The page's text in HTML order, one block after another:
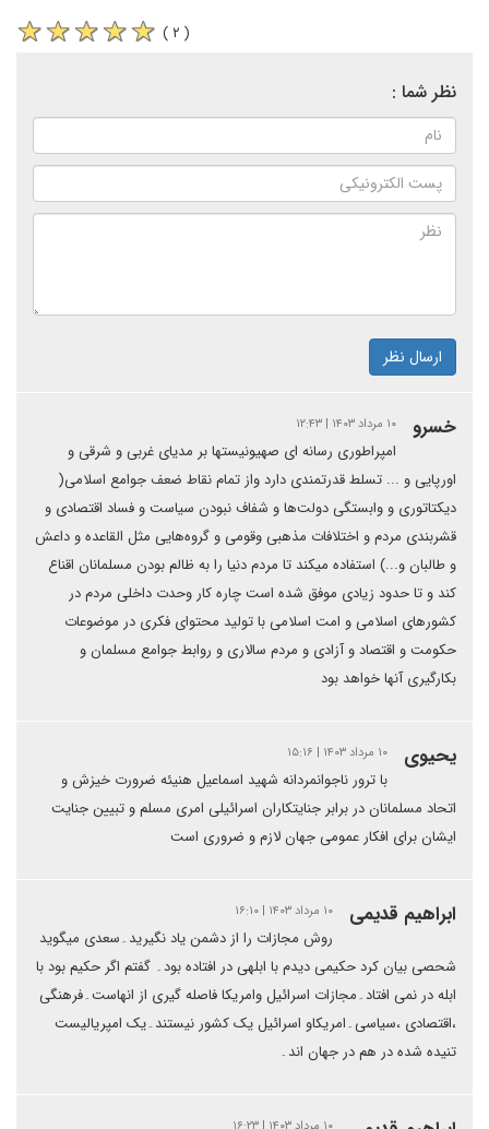
( ۲ )
نظر شما :
ارسال نظر
خسرو ۱۰ مرداد ۱۴۰۳ | ۱۲:۴۳
امپراطوری رسانه ای صهیونیستها بر مدیای غربی و شرقی و
اورپایی و ... تسلط قدرتمندی دارد واز تمام نقاط ضعف جوامع اسلامی(
دیکتاتوری و وابستگی دولت‌ها و شفاف نبودن سیاست و فساد اقتصادی و
قشربندی مردم و اختلافات مذهبی وقومی و گروه‌هایی مثل القاعده و داعش
و طالبان و...) استفاده میکند تا مردم دنیا را به ظالم بودن مسلمانان اقناع
کند و تا حدود زیادی موفق شده است چاره کار وحدت داخلی مردم در
کشورهای اسلامی و امت اسلامی با تولید محتوای فکری در موضوعات
حکومت و اقتصاد و آزادی و مردم سالاری و روابط جوامع مسلمان و
بکارگیری آنها خواهد بود
یحیوی ۱۰ مرداد ۱۴۰۳ | ۱۵:۱۶
با ترور ناجوانمردانه شهید اسماعیل هنیئه ضرورت خیزش و
اتحاد مسلمانان در برابر جنایتکاران اسرائیلی امری مسلم و تبیین جنایت
ایشان برای افکار عمومی جهان لازم و ضروری است
ابراهیم قدیمی ۱۰ مرداد ۱۴۰۳ | ۱۶:۱۰
روش مجازات را از دشمن یاد نگیرید۔سعدی میگوید
شحصی بیان کرد حکیمی دیدم با ابلهی در افتاده بود۔ گفتم اگر حکیم بود با
ابله در نمی افتاد۔مجازات اسرائیل وامریکا فاصله گیری از انهاست۔فرهنگی
،اقتصادی ،سیاسی۔امریکاو اسرائیل یک کشور نیستند۔یک امپریالیست
تنیده شده در هم در جهان اند۔